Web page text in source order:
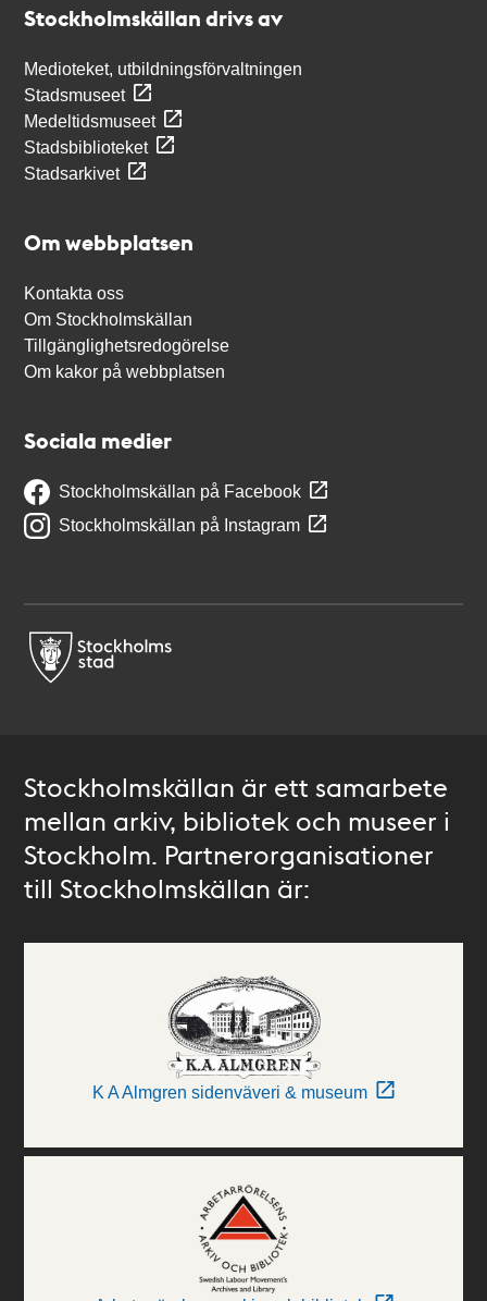
Stockholmskällan drivs av
Medioteket, utbildningsförvaltningen
Stadsmuseet
Medeltidsmuseet
Stadsbiblioteket
Stadsarkivet
Om webbplatsen
Kontakta oss
Om Stockholmskällan
Tillgänglighetsredogörelse
Om kakor på webbplatsen
Sociala medier
Stockholmskällan på Facebook
Stockholmskällan på Instagram
Stockholmskällan är ett samarbete
mellan arkiv, bibliotek och museer i
Stockholm. Partnerorganisationer
till Stockholmskällan är:
K A Almgren sidenväveri & museum